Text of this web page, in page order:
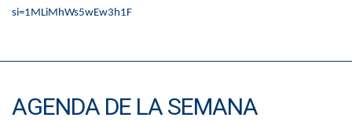
si=1MLiMhWs5wEw3h1F
AGENDA DE LA SEMANA